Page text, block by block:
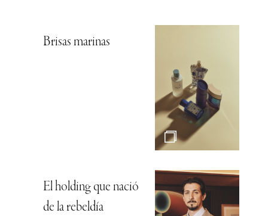
Brisas marinas
El holding que nació
de la rebeldía